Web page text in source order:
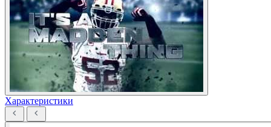
Характеристики